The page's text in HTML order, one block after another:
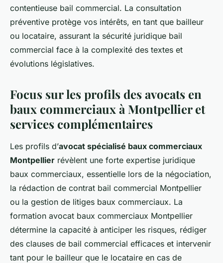
contentieuse bail commercial. La consultation
préventive protège vos intérêts, en tant que bailleur
ou locataire, assurant la sécurité juridique bail
commercial face à la complexité des textes et
évolutions législatives.
Focus sur les profils des avocats en
baux commerciaux à Montpellier et
services complémentaires
Les profils d’avocat spécialisé baux commerciaux
Montpellier révèlent une forte expertise juridique
baux commerciaux, essentielle lors de la négociation,
la rédaction de contrat bail commercial Montpellier
ou la gestion de litiges baux commerciaux. La
formation avocat baux commerciaux Montpellier
détermine la capacité à anticiper les risques, rédiger
des clauses de bail commercial efficaces et intervenir
tant pour le bailleur que le locataire en cas de